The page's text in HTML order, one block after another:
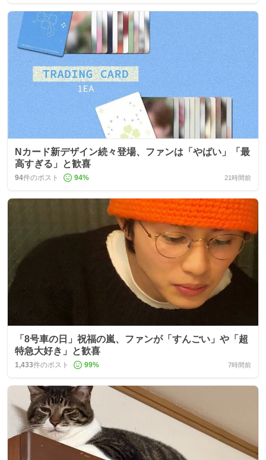
Nカード新デザイン続々登場、ファンは「やばい」「最
高すぎる」と歓喜
94件のポスト 94% 21時間前
「8号車の日」祝福の嵐、ファンが「すんごい」や「超
特急大好き」と歓喜
1,433件のポスト 99% 7時間前